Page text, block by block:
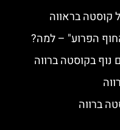
קוסטה בראווה
הפרוע" – למה?